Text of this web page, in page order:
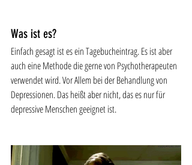
Was ist es?
Einfach gesagt ist es ein Tagebucheintrag. Es ist aber
auch eine Methode die gerne von Psychotherapeuten
verwendet wird. Vor Allem bei der Behandlung von
Depressionen. Das heißt aber nicht, das es nur für
depressive Menschen geeignet ist.